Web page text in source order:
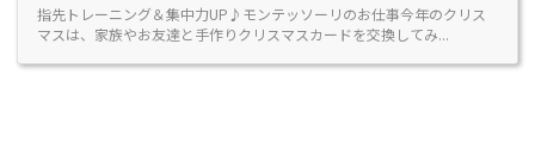
指先トレーニング＆集中力UP♪モンテッソーリのお仕事今年のクリス
マスは、家族やお友達と手作りクリスマスカードを交換してみ...